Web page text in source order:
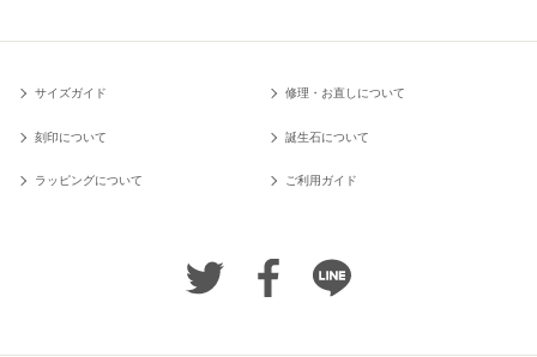
サイズガイド 修理・お直しについて
刻印について 誕生石について
ラッピングについて ご利用ガイド